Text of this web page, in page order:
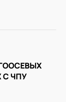
С ЧПУ